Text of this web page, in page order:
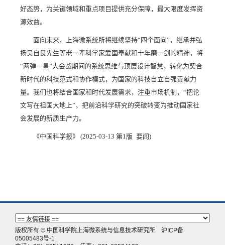
好态势，为关键领域和重点项目提供充分保障，最大限度发挥资
源效益。
面向未来，上海微系统所将继续坚持“四个面向”，继承并弘
扬吴自良先生等老一辈科学家爱国奉献和十年磨一剑的精神，将
“两弹一星”大会战期间的系统思维与顶层设计智慧，转化为契合
新时代的科技范式和协作模式，为国家的科技自立自强贡献力
量。我们也将结合国家和时代发展需求，注重市场机制，“把论
文写在祖国大地上”，把前沿科学研究的突破转变为推动国家社
会发展的新质生产力。
《中国科学报》 (2025-03-13 第1版 要闻)
版权所有 © 中国科学院上海微系统与信息技术研究所 沪ICP备
05005483号-1